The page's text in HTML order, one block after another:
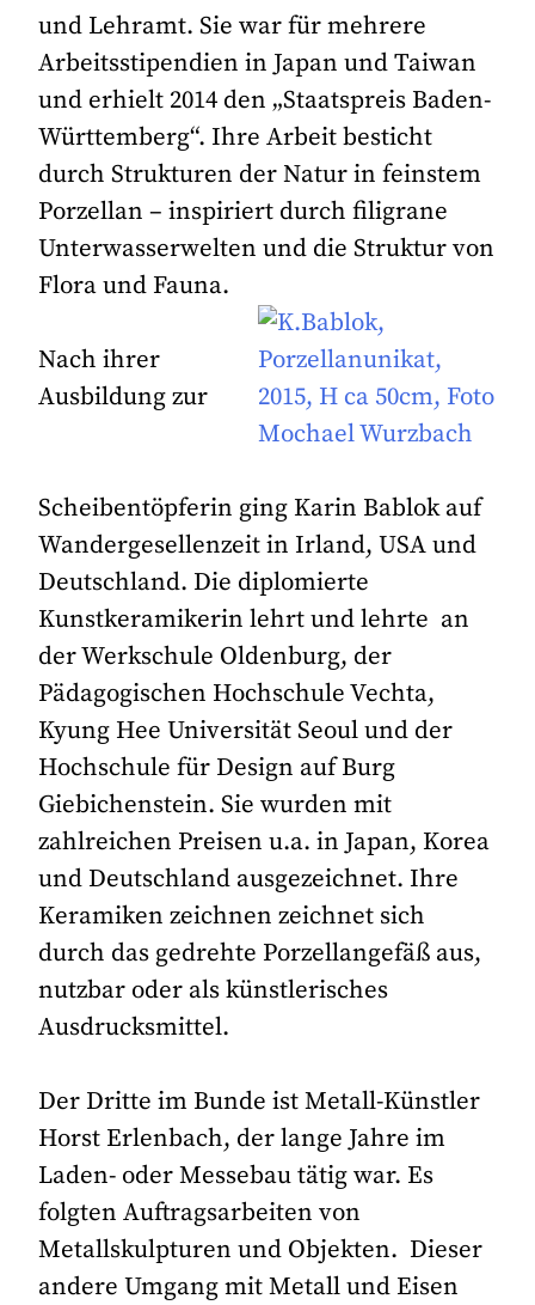
und Lehramt. Sie war für mehrere
Arbeitsstipendien in Japan und Taiwan
und erhielt 2014 den „Staatspreis Baden-
Württemberg“. Ihre Arbeit besticht
durch Strukturen der Natur in feinstem
Porzellan – inspiriert durch filigrane
Unterwasserwelten und die Struktur von
Flora und Fauna.
Nach ihrer
Ausbildung zur
Scheibentöpferin ging Karin Bablok auf
Wandergesellenzeit in Irland, USA und
Deutschland. Die diplomierte
Kunstkeramikerin lehrt und lehrte an
der Werkschule Oldenburg, der
Pädagogischen Hochschule Vechta,
Kyung Hee Universität Seoul und der
Hochschule für Design auf Burg
Giebichenstein. Sie wurden mit
zahlreichen Preisen u.a. in Japan, Korea
und Deutschland ausgezeichnet. Ihre
Keramiken zeichnen zeichnet sich
durch das gedrehte Porzellangefäß aus,
nutzbar oder als künstlerisches
Ausdrucksmittel.
Der Dritte im Bunde ist Metall-Künstler
Horst Erlenbach, der lange Jahre im
Laden- oder Messebau tätig war. Es
folgten Auftragsarbeiten von
Metallskulpturen und Objekten. Dieser
andere Umgang mit Metall und Eisen